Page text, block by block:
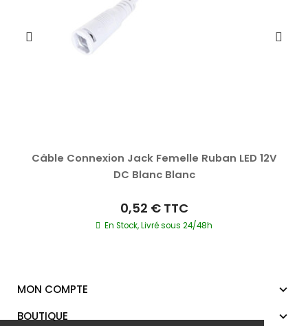
Câble Connexion Jack Femelle Ruban LED 12V
DC Blanc Blanc
0,52 € TTC
En Stock, Livré sous 24/48h
MON COMPTE
BOUTIQUE